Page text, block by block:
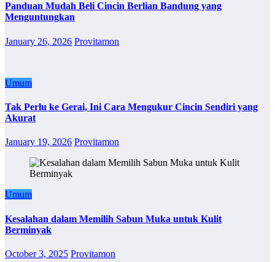
Panduan Mudah Beli Cincin Berlian Bandung yang
Menguntungkan
January 26, 2026 Provitamon
Umum
Tak Perlu ke Gerai, Ini Cara Mengukur Cincin Sendiri yang
Akurat
January 19, 2026 Provitamon
Umum
Kesalahan dalam Memilih Sabun Muka untuk Kulit
Berminyak
October 3, 2025 Provitamon